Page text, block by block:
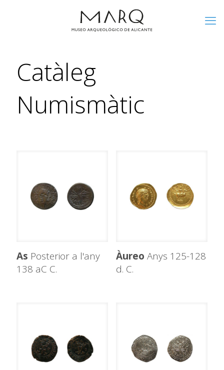
Catàleg
Numismàtic
As Posterior a l'any
138 aC C.
Àureo Anys 125-128
d. C.